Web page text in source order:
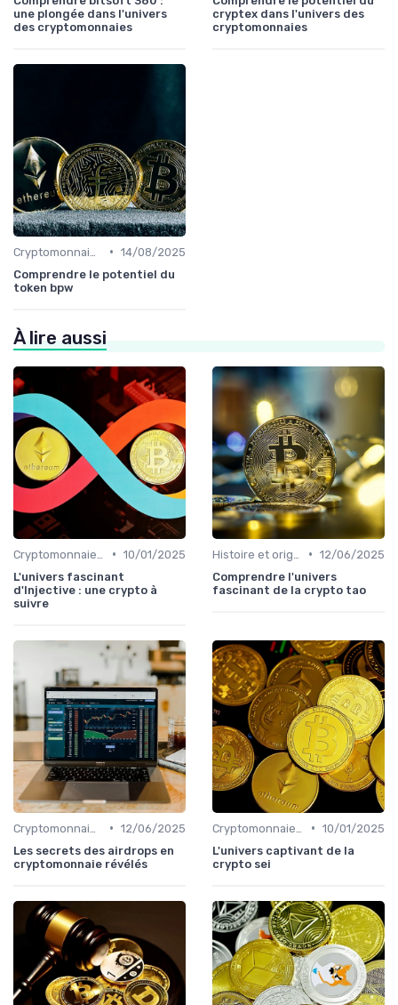
une plongée dans l'univers
des cryptomonnaies
cryptex dans l'univers des
cryptomonnaies
• 14/08/2025
Comprendre le potentiel du
token bpw
À lire aussi
• 10/01/2025
L'univers fascinant
d'Injective : une crypto à
suivre
• 12/06/2025
Comprendre l'univers
fascinant de la crypto tao
• 12/06/2025
Les secrets des airdrops en
cryptomonnaie révélés
• 10/01/2025
L'univers captivant de la
crypto sei